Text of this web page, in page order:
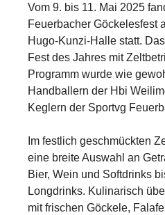
Show larger version
Vom 9. bis 11. Mai 2025
Feuerbacher Göckelesfest
Hugo-Kunzi-Halle statt.
Fest des Jahres mit
Programm wurde wie
Handballern der Hbi
Keglern der Sportvg
Im festlich geschmückten
eine breite Auswahl an
Bier, Wein und Softdrinks
Longdrinks. Kulinarisch
mit frischen Göckele,